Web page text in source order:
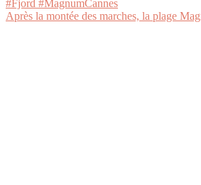
Après la montée des marches, la plage